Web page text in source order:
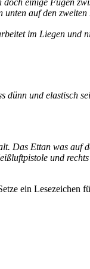
einige Fugen
auf den zweiten
im Liegen und
dünn und elastisch
Das Ettan was auf
und
ein Lesezeichen